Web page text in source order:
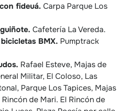
fideuá. Carpa Parque Los
Cafetería La Vereda.
BMX. Pumptrack
Rafael Esteve, Majas de
Militar, El Coloso, Las
Parque Los Tapices, Majas
de Mari. El Rincón de